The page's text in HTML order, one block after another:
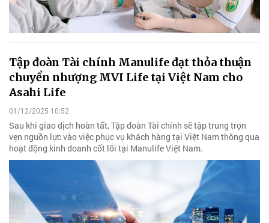
Tập đoàn Tài chính Manulife đạt thỏa thuận
chuyển nhượng MVI Life tại Việt Nam cho
Asahi Life
01/12/2025 10:52
Sau khi giao dịch hoàn tất, Tập đoàn Tài chính sẽ tập trung trọn
vẹn nguồn lực vào việc phục vụ khách hàng tại Việt Nam thông qua
hoạt động kinh doanh cốt lõi tại Manulife Việt Nam.